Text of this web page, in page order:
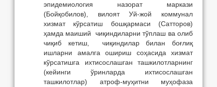
эпидемиология назорат маркази
(Бойқобилов), вилоят Уй-жой коммунал
хизмат кўрсатиш бошқармаси (Сатторов)
ҳамда маиший чиқиндиларни тўплаш ва олиб
чиқиб кетиш, чиқиндилар билан боғлиқ
ишларни амалга ошириш соҳасида хизмат
кўрсатишга ихтисослашган ташкилотларнинг
(кейинги ўринларда ихтисослашган
ташкилотлар) атроф-муҳитни муҳофаза